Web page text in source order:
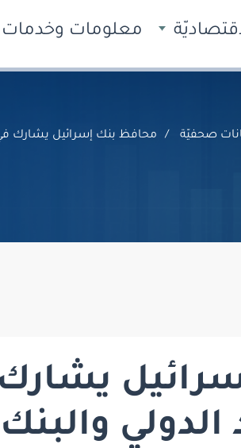
معلومات وخدمات
صحفيّة محافظ بنك إسرائيل يشارك في
يشارك